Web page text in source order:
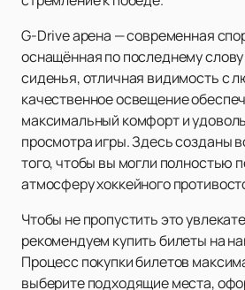
G-Drive арена — современная
оснащённая по последнему
сиденья, отличная видимость с
качественное освещение
максимальный комфорт и
просмотра игры. Здесь созданы
того, чтобы вы могли полностью
атмосферу хоккейного
Чтобы не пропустить это
рекомендуем купить билеты на
Процесс покупки билетов
выберите подходящие места,